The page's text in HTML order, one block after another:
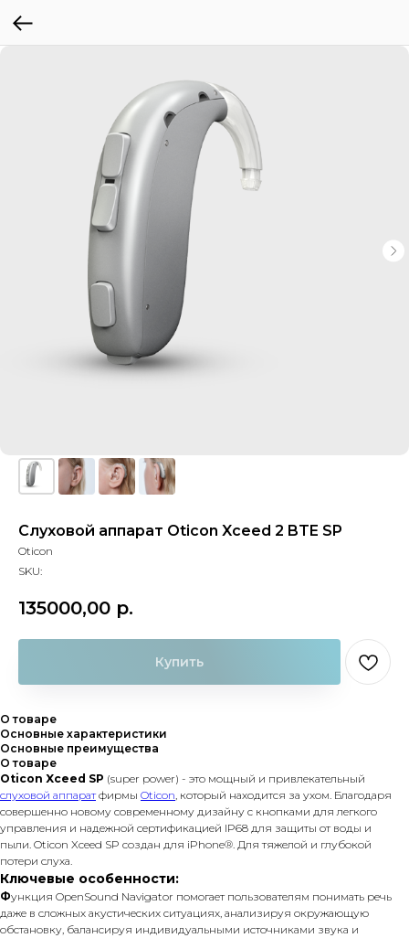
Слуховой аппарат Oticon Xceed 2 BTE SP
Oticon
SKU:
135000,00 р.
Купить
О товаре
Основные характеристики
Основные преимущества
О товаре
Oticon Xceed SP (super power) - это мощный и привлекательный
слуховой аппаратфирмы Oticon, который находится за ухом. Благодаря
совершенно новому современному дизайну с кнопками для легкого
управления и надежной сертификацией IP68 для защиты от воды и
пыли. Oticon Xceed SP создан для iPhone®. Для тяжелой и глубокой
потери слуха.
Ключевые особенности:
Функция OpenSound Navigator помогает пользователям понимать речь
даже в сложных акустических ситуациях, анализируя окружающую
обстановку, балансируя индивидуальными источниками звука и